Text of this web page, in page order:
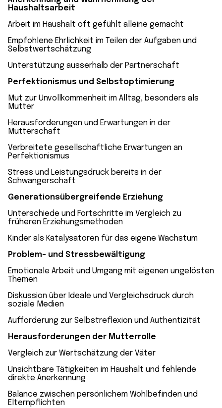
Haushaltsarbeit
Arbeit im Haushalt oft gefühlt alleine gemacht
Empfohlene Ehrlichkeit im Teilen der Aufgaben und
Selbstwertschätzung
Unterstützung ausserhalb der Partnerschaft
Perfektionismus und Selbstoptimierung
Mut zur Unvollkommenheit im Alltag, besonders als
Mutter
Herausforderungen und Erwartungen in der
Mutterschaft
Verbreitete gesellschaftliche Erwartungen an
Perfektionismus
Stress und Leistungsdruck bereits in der
Schwangerschaft
Generationsübergreifende Erziehung
Unterschiede und Fortschritte im Vergleich zu
früheren Erziehungsmethoden
Kinder als Katalysatoren für das eigene Wachstum
Problem- und Stressbewältigung
Emotionale Arbeit und Umgang mit eigenen ungelösten
Themen
Diskussion über Ideale und Vergleichsdruck durch
soziale Medien
Aufforderung zur Selbstreflexion und Authentizität
Herausforderungen der Mutterrolle
Vergleich zur Wertschätzung der Väter
Unsichtbare Tätigkeiten im Haushalt und fehlende
direkte Anerkennung
Balance zwischen persönlichem Wohlbefinden und
Elternpflichten